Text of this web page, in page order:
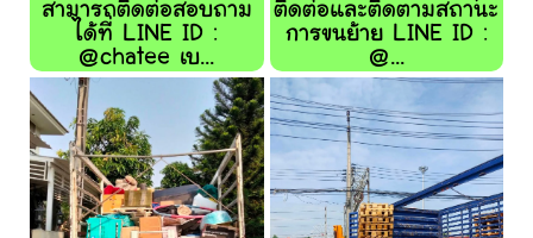
สามารถติดต่อสอบถาม
ได้ที่ LINE ID :
@chatee เบ...
ติดต่อและติดตามสถานะ
การขนย้าย LINE ID :
@...